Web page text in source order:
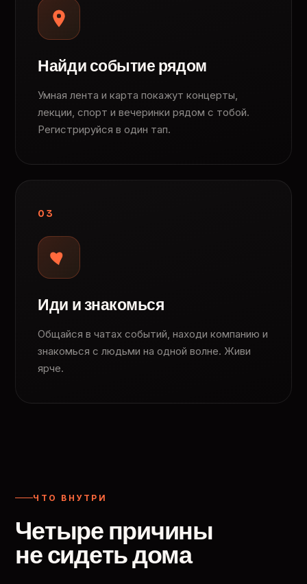
Найди событие рядом
Умная лента и карта покажут концерты,
лекции, спорт и вечеринки рядом с тобой.
Регистрируйся в один тап.
03
Иди и знакомься
Общайся в чатах событий, находи компанию и
знакомься с людьми на одной волне. Живи
ярче.
ЧТО ВНУТРИ
Четыре причины
не сидеть дома